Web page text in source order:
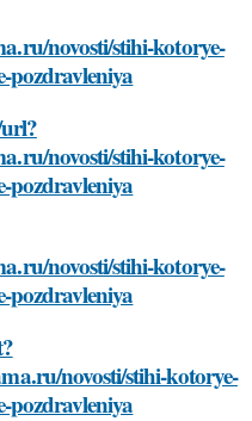
novosti/stihi-kotorye-
pozdravleniya
novosti/stihi-kotorye-
pozdravleniya
novosti/stihi-kotorye-
pozdravleniya
novosti/stihi-kotorye-
pozdravleniya